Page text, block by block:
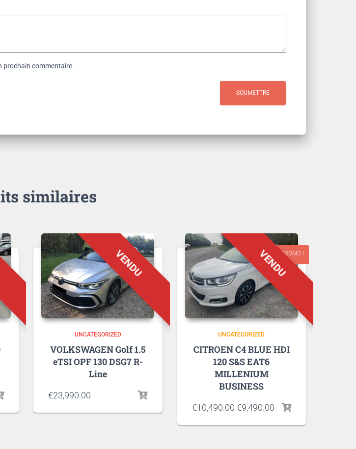
prochain commentaire.
similaires
UNCATEGORIZED
VOLKSWAGEN Golf 1.5
eTSI OPF 130 DSG7 R-
Line
€23,990.00
PROMO !
UNCATEGORIZED
CITROEN C4 BLUE HDI
120 S&S EAT6
MILLENIUM
BUSINESS
€10,490.00 €9,490.00